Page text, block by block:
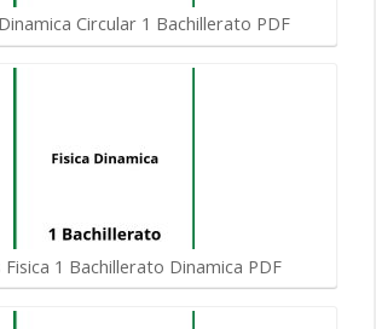
Circular 1 Bachillerato PDF
Fisica 1 Bachillerato Dinamica PDF